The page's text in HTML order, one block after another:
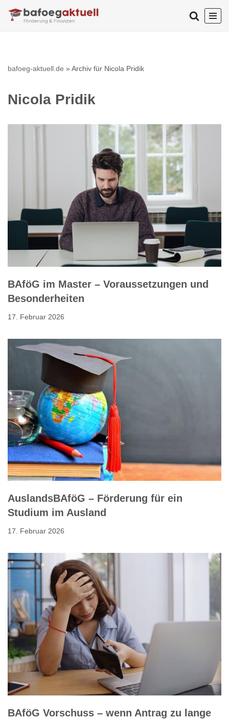
bafoeg-aktuell.de » Archiv für Nicola Pridik
Nicola Pridik
BAföG im Master – Voraussetzungen und
Besonderheiten
17. Februar 2026
AuslandsBAföG – Förderung für ein
Studium im Ausland
17. Februar 2026
BAföG Vorschuss – wenn Antrag zu lange